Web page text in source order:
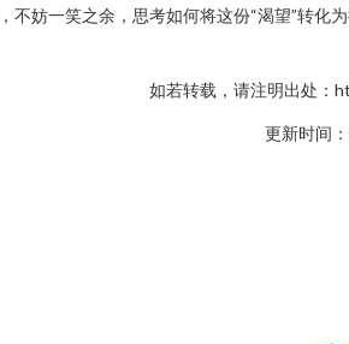
不妨一笑之余，思考如何将这份“渴望”转
如若转载，请注明出处：
更新时间